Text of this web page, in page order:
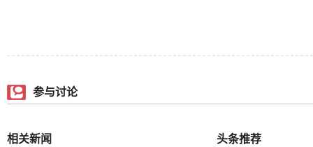
参与讨论
相关新闻 头条推荐